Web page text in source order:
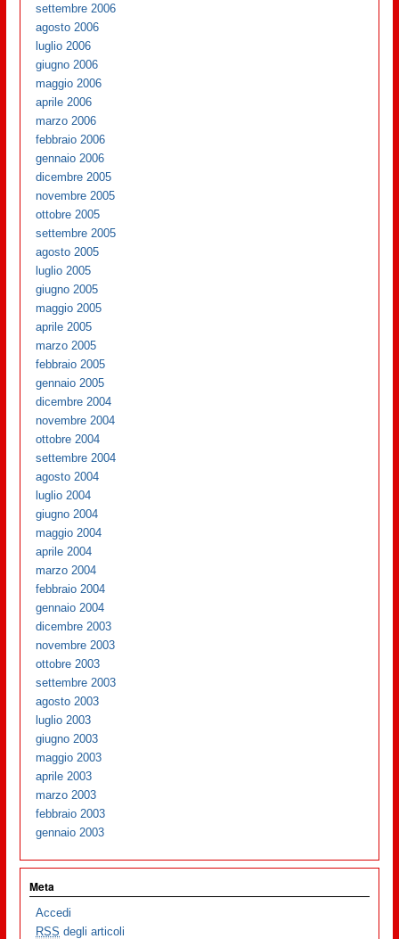
settembre 2006
agosto 2006
luglio 2006
giugno 2006
maggio 2006
aprile 2006
marzo 2006
febbraio 2006
gennaio 2006
dicembre 2005
novembre 2005
ottobre 2005
settembre 2005
agosto 2005
luglio 2005
giugno 2005
maggio 2005
aprile 2005
marzo 2005
febbraio 2005
gennaio 2005
dicembre 2004
novembre 2004
ottobre 2004
settembre 2004
agosto 2004
luglio 2004
giugno 2004
maggio 2004
aprile 2004
marzo 2004
febbraio 2004
gennaio 2004
dicembre 2003
novembre 2003
ottobre 2003
settembre 2003
agosto 2003
luglio 2003
giugno 2003
maggio 2003
aprile 2003
marzo 2003
febbraio 2003
gennaio 2003
Meta
Accedi
RSS degli articoli